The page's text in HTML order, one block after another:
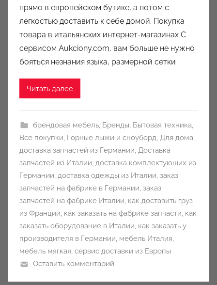
a
u
k
c
прямо в европейском бутике, а потом с
легкостью доставить к себе домой. Покупка
товара в итальянских интернет-магазинах С
сервисом Aukciony.com, вам больше не нужно
бояться незнания языка, размерной сетки
Читать далее
брендовая мебель, Бренды, Бытовая техника,
Все покупки, Горные лыжи и сноуборд, Для дома,
доставка запчастей из Германии, Доставка
запчастей из Италии, доставка комплектующих из
Германии, доставка одежды из Италии, заказ
запчастей на фабрике в Германии, заказ
запчастей на фабрике Италии, как доставить груз
из Франции, как заказать на фабрике запчасти, как
заказать оборудование в Италии, как заказать у
производителя в Германии, мебель Италия,
мебель мягкая, сервис доставки из Европы
Оставить комментарий